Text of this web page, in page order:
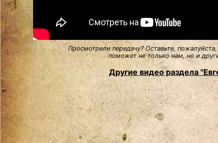
Просмотрели передачу? Оставьте,
поможет не только нам, но и
Другие видео раздела